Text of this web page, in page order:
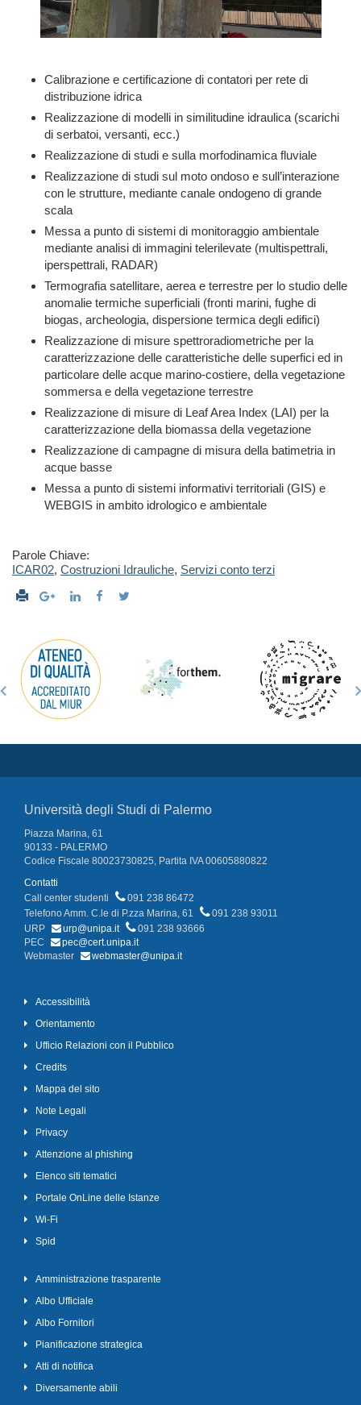
Calibrazione e certificazione di contatori per rete di
distribuzione idrica
Realizzazione di modelli in similitudine idraulica (scarichi
di serbatoi, versanti, ecc.)
Realizzazione di studi e sulla morfodinamica fluviale
Realizzazione di studi sul moto ondoso e sull’interazione
con le strutture, mediante canale ondogeno di grande
scala
Messa a punto di sistemi di monitoraggio ambientale
mediante analisi di immagini telerilevate (multispettrali,
iperspettrali, RADAR)
Termografia satellitare, aerea e terrestre per lo studio delle
anomalie termiche superficiali (fronti marini, fughe di
biogas, archeologia, dispersione termica degli edifici)
Realizzazione di misure spettroradiometriche per la
caratterizzazione delle caratteristiche delle superfici ed in
particolare delle acque marino-costiere, della vegetazione
sommersa e della vegetazione terrestre
Realizzazione di misure di Leaf Area Index (LAI) per la
caratterizzazione della biomassa della vegetazione
Realizzazione di campagne di misura della batimetria in
acque basse
Messa a punto di sistemi informativi territoriali (GIS) e
WEBGIS in ambito idrologico e ambientale
Parole Chiave:
ICAR02, Costruzioni Idrauliche, Servizi conto terzi
Università degli Studi di Palermo
Piazza Marina, 61
90133 - PALERMO
Codice Fiscale 80023730825, Partita IVA 00605880822
Contatti
Call center studenti
091 238 86472
Telefono Amm. C.le di P.zza Marina, 61
091 238 93011
URP
urp@unipa.it
091 238 93666
PEC
pec@cert.unipa.it
Webmaster
webmaster@unipa.it
Accessibilità
Orientamento
Ufficio Relazioni con il Pubblico
Credits
Mappa del sito
Note Legali
Privacy
Attenzione al phishing
Elenco siti tematici
Portale OnLine delle Istanze
Wi-Fi
Spid
Amministrazione trasparente
Albo Ufficiale
Albo Fornitori
Pianificazione strategica
Atti di notifica
Diversamente abili